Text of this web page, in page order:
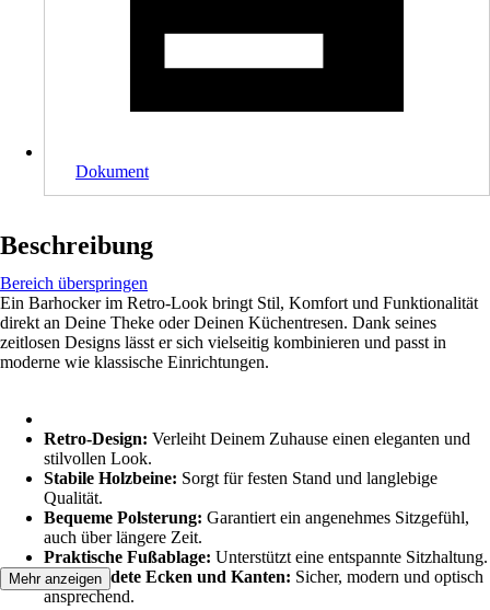
Dokument
Beschreibung
Bereich überspringen
Ein Barhocker im Retro-Look bringt Stil, Komfort und Funktionalität
direkt an Deine Theke oder Deinen Küchentresen. Dank seines
zeitlosen Designs lässt er sich vielseitig kombinieren und passt in
moderne wie klassische Einrichtungen.
Retro-Design: Verleiht Deinem Zuhause einen eleganten und
stilvollen Look.
Stabile Holzbeine: Sorgt für festen Stand und langlebige
Qualität.
Bequeme Polsterung: Garantiert ein angenehmes Sitzgefühl,
auch über längere Zeit.
Praktische Fußablage: Unterstützt eine entspannte Sitzhaltung.
Abgerundete Ecken und Kanten: Sicher, modern und optisch
ansprechend.
Mehr anzeigen